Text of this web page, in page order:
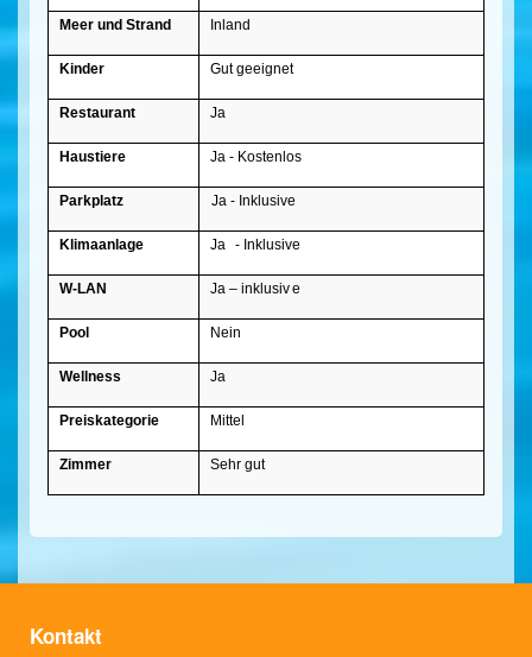
Meer und Strand Inland
Kinder Gut geeignet
Restaurant Ja
Haustiere Ja - Kostenlos
Parkplatz Ja - Inklusive
Klimaanlage Ja - Inklusive
W-LAN Ja – inklusive
Pool Nein
Wellness Ja
Preiskategorie Mittel
Zimmer Sehr gut
Kontakt